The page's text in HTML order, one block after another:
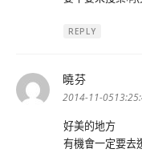
REPLY
曉芬
示:
2014-11-
好美的地方
有機會一定要去